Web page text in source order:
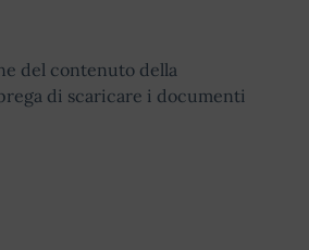
del contenuto della
di scaricare i documenti